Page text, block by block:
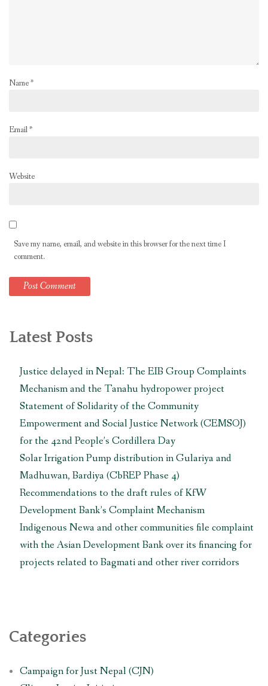
Name*
Email*
Website
Save my name, email, and website in this browser for the next time I
comment.
Latest Posts
Justice delayed in Nepal: The EIB Group Complaints
Mechanism and the Tanahu hydropower project
Statement of Solidarity of the Community
Empowerment and Social Justice Network (CEMSOJ)
for the 42nd People’s Cordillera Day
Solar Irrigation Pump distribution in Gulariya and
Madhuwan, Bardiya (CbREP Phase 4)
Recommendations to the draft rules of KfW
Development Bank’s Complaint Mechanism
Indigenous Newa and other communities file complaint
with the Asian Development Bank over its financing for
projects related to Bagmati and other river corridors
Categories
Campaign for Just Nepal (CJN)